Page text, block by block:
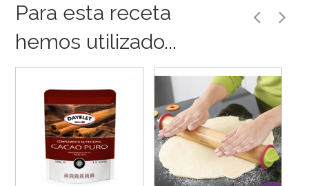
Para esta receta
hemos utilizado...